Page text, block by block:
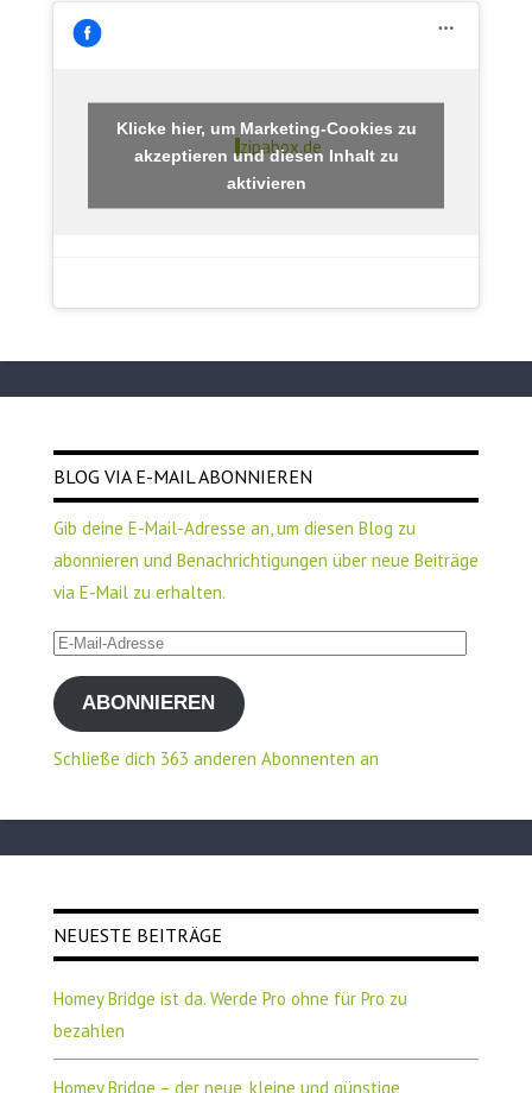
zipabox.de
Klicke hier, um Marketing-Cookies zu
akzeptieren und diesen Inhalt zu
aktivieren
BLOG VIA E-MAIL ABONNIEREN
Gib deine E-Mail-Adresse an, um diesen Blog zu
abonnieren und Benachrichtigungen über neue Beiträge
via E-Mail zu erhalten.
E-
Mail-
AdresseABONNIEREN
Schließe dich 363 anderen Abonnenten an
NEUESTE BEITRÄGE
Homey Bridge ist da. Werde Pro ohne für Pro zu
bezahlen
Homey Bridge – der neue, kleine und günstige